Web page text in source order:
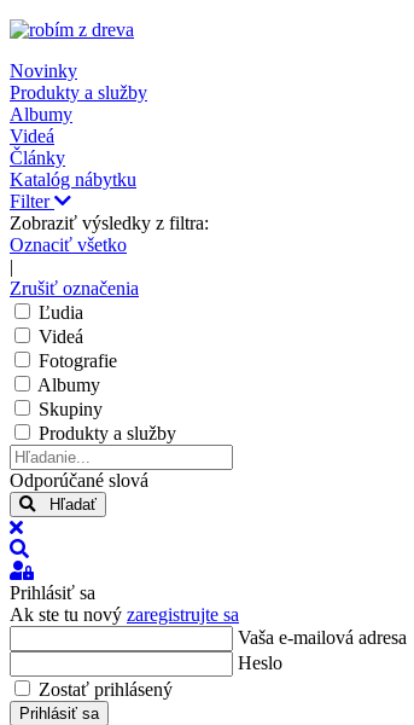
Novinky
Produkty a služby
Albumy
Videá
Články
Katalóg nábytku
Filter
Zobraziť výsledky z filtra:
Oznaciť všetko
|
Zrušiť označenia
Ľudia
Videá
Fotografie
Albumy
Skupiny
Produkty a služby
Hľadanie...
Odporúčané slová
Hľadať
x
Prihlásiť
sa
Prihlásiť sa
Ak ste tu nový zaregistrujte sa
Vaša e-mailová adresa
Heslo
Zostať prihlásený
Prihlásiť sa